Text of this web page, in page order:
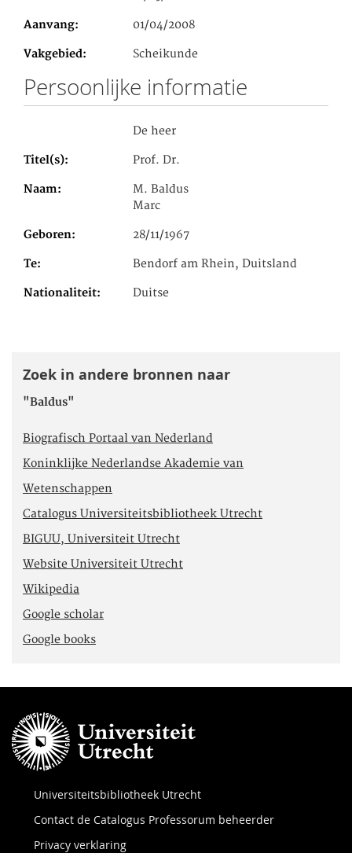
Aanvang 01/04/2008
Vakgebied Scheikunde
Persoonlijke informatie
De heer
Titel(s) Prof. Dr.
Naam
M. Baldus
Marc
Geboren 28/11/1967
Te Bendorf am Rhein, Duitsland
Nationaliteit Duitse
Zoek in andere bronnen naar
"Baldus"
Biografisch Portaal van Nederland
Koninklijke Nederlandse Akademie van
Wetenschappen
Catalogus Universiteitsbibliotheek Utrecht
BIGUU, Universiteit Utrecht
Website Universiteit Utrecht
Wikipedia
Google scholar
Google books
Universiteitsbibliotheek Utrecht
Contact de Catalogus Professorum beheerder
Privacy verklaring